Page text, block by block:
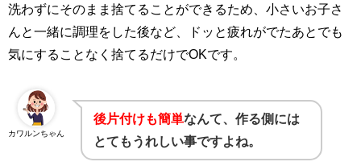
洗わずにそのまま捨てることができるため、小さいお子さ
んと一緒に調理をした後など、ドッと疲れがでたあとでも
気にすることなく捨てるだけでOKです。
カワルンちゃん
後片付けも簡単なんて、作る側には
とてもうれしい事ですよね。